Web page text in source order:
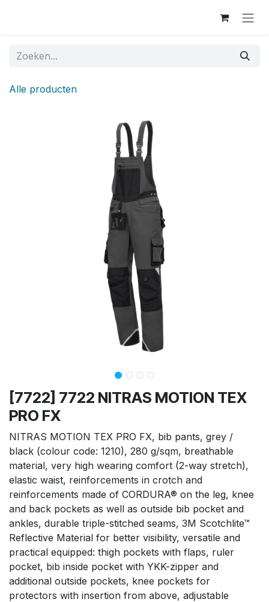
Alle producten
[7722] 7722 NITRAS MOTION TEX
PRO FX
NITRAS MOTION TEX PRO FX, bib pants, grey /
black (colour code: 1210), 280 g/sqm, breathable
material, very high wearing comfort (2-way stretch),
elastic waist, reinforcements in crotch and
reinforcements made of CORDURA® on the leg, knee
and back pockets as well as outside bib pocket and
ankles, durable triple-stitched seams, 3M Scotchlite™
Reflective Material for better visibility, versatile and
practical equipped: thigh pockets with flaps, ruler
pocket, bib inside pocket with YKK-zipper and
additional outside pockets, knee pockets for
protectors with insertion from above, adjustable